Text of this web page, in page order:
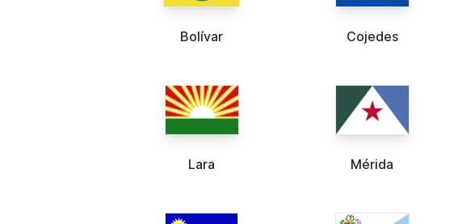
Bolívar Cojedes
Lara Mérida